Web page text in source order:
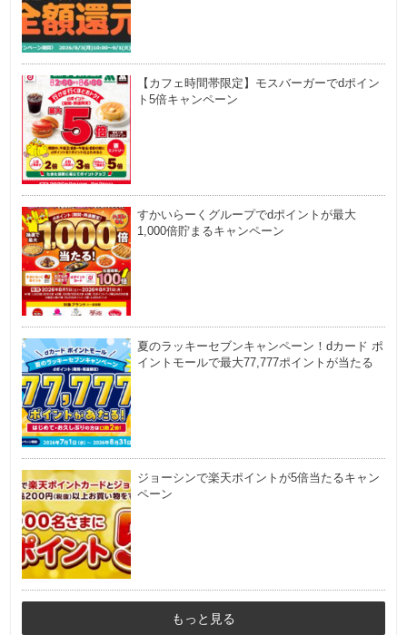
【カフェ時間帯限定】モスバーガーでdポイン
ト5倍キャンペーン
すかいらーくグループでdポイントが最大
1,000倍貯まるキャンペーン
夏のラッキーセブンキャンペーン！dカード ポ
イントモールで最大77,777ポイントが当たる
ジョーシンで楽天ポイントが5倍当たるキャン
ペーン
もっと見る